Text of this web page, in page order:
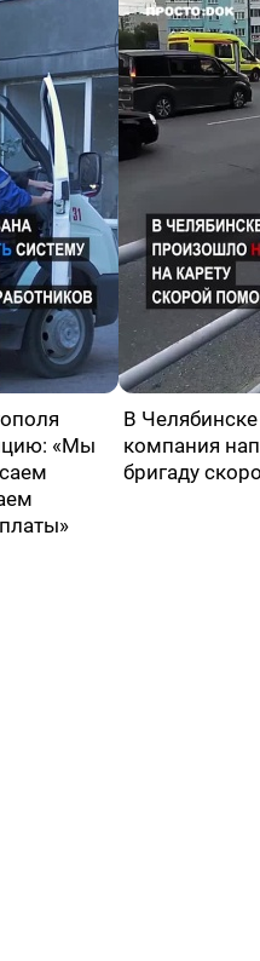
«Мы
В
компания
бригаду